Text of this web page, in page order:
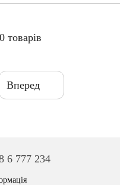
товарів
Вперед
6 777 234